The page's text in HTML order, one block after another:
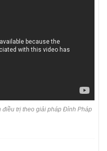
điều trị theo giải pháp Đỉnh Pháp